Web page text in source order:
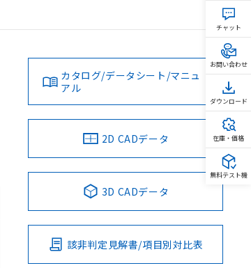
カタログ/データシート/マニュ
アル
2D CADデータ
3D CADデータ
該非判定見解書/項目別対比表
チャット
お問い合わせ
ダウンロード
在庫・価格
無料テスト機